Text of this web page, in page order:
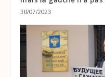
30/07/2023